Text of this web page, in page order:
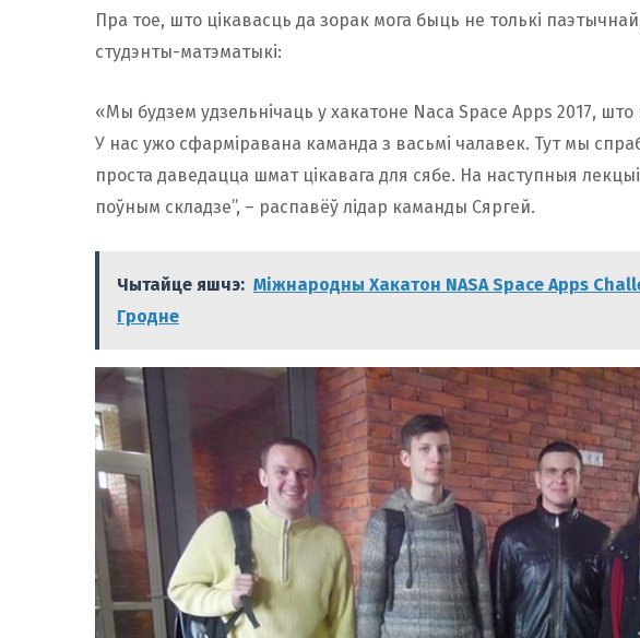
Пра тое, што цікавасць да зорак мога быць не толькі
студэнты-матэматыкі:
«Мы будзем удзельнічаць у хакатоне Naca Space Apps 2017,
У нас ужо сфарміравана каманда з васьмі чалавек. Тут мы
проста даведацца шмат цікавага для сябе. На наступныя
поўным складзе”, – распавёў лідар каманды Сяргей.
Чытайце яшчэ: Міжнародны Хакатон NASA Space Apps
Гродне